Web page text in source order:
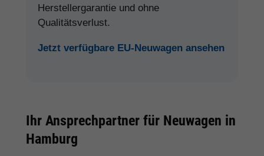
Herstellergarantie und ohne
Qualitätsverlust.
Jetzt verfügbare EU-Neuwagen ansehen
Ihr Ansprechpartner für Neuwagen in
Hamburg